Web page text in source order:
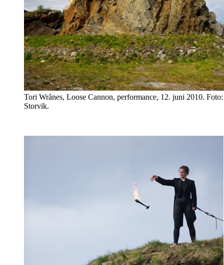
Tori Wrånes, Loose Cannon, performance, 12. juni 2010.
Storvik.